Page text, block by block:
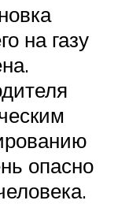
на газу
опасно